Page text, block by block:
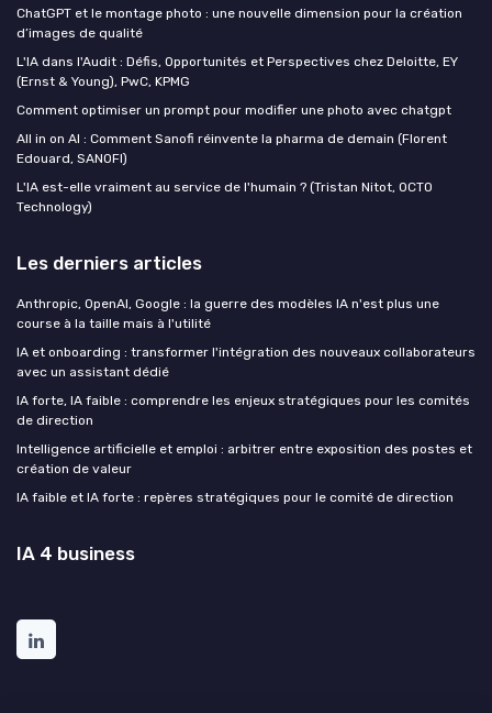
ChatGPT et le montage photo : une nouvelle dimension pour la création
d’images de qualité
L'IA dans l'Audit : Défis, Opportunités et Perspectives chez Deloitte, EY
(Ernst & Young), PwC, KPMG
Comment optimiser un prompt pour modifier une photo avec chatgpt
All in on AI : Comment Sanofi réinvente la pharma de demain (Florent
Edouard, SANOFI)
L'IA est-elle vraiment au service de l'humain ? (Tristan Nitot, OCTO
Technology)
Les derniers articles
Anthropic, OpenAI, Google : la guerre des modèles IA n'est plus une
course à la taille mais à l'utilité
IA et onboarding : transformer l'intégration des nouveaux collaborateurs
avec un assistant dédié
IA forte, IA faible : comprendre les enjeux stratégiques pour les comités
de direction
Intelligence artificielle et emploi : arbitrer entre exposition des postes et
création de valeur
IA faible et IA forte : repères stratégiques pour le comité de direction
IA 4 business